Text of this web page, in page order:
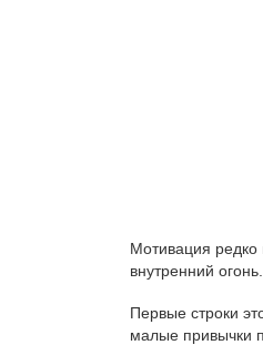
Мотивация редко
внутренний огонь.
Первые строки
малые привычки